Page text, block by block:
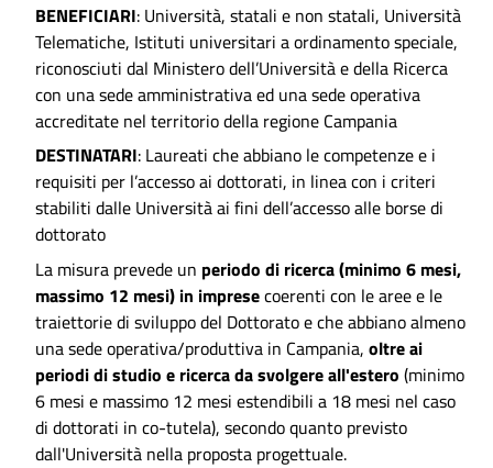
BENEFICIARI: Università, statali e non statali, Università
Telematiche, Istituti universitari a ordinamento speciale,
riconosciuti dal Ministero dell’Università e della Ricerca
con una sede amministrativa ed una sede operativa
accreditate nel territorio della regione Campania
DESTINATARI: Laureati che abbiano le competenze e i
requisiti per l’accesso ai dottorati, in linea con i criteri
stabiliti dalle Università ai fini dell’accesso alle borse di
dottorato
La misura prevede un periodo di ricerca (minimo 6 mesi,
massimo 12 mesi) in impresecoerenti con le aree e le
traiettorie di sviluppo del Dottorato e che abbiano almeno
una sede operativa/produttiva in Campania, oltre ai
periodi di studio e ricerca da svolgere all'estero (minimo
6 mesi e massimo 12 mesi estendibili a 18 mesi nel caso
di dottorati in co-tutela), secondo quanto previsto
dall'Università nella proposta progettuale.